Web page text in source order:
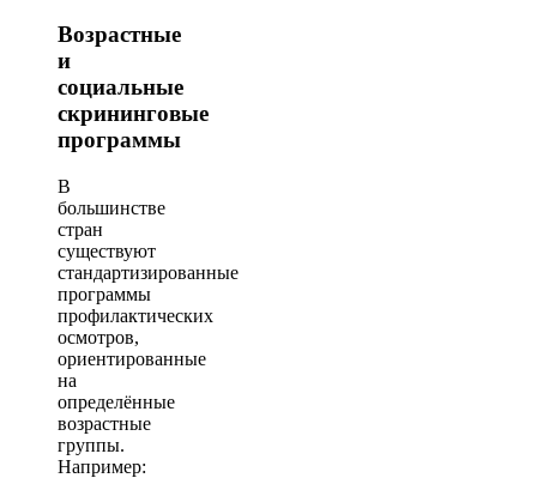
Возрастные
и
социальные
скрининговые
программы
В
большинстве
стран
существуют
стандартизированные
программы
профилактических
осмотров,
ориентированные
на
определённые
возрастные
группы.
Например: